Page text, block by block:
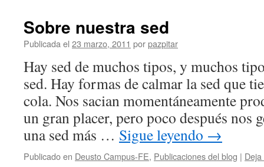
Sobre nuestra sed
Publicada el 23 marzo, 2011 porpazpitar
Hay sed de muchos tipos, y muchos
sed. Hay formas de calmar la sed que
cola. Nos sacian momentáneamente
un gran placer, pero poco después nos
una sed más … Sigue leyendo →
Publicado en Deusto Campus-FE, Publicaciones del blog |